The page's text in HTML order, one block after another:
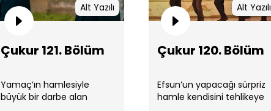
Çukur 124. Bölüm
Alt Yazılı
Çukur 121. Bölüm
Yamaç’ın hamlesiyle
büyük bir darbe alan
Alt Yazılı
Çukur 120. Bölüm
Efsun’un yapacağı sürpriz
hamle kendisini tehlikeye